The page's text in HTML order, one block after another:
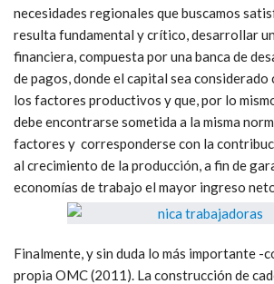
necesidades regionales que buscamos
resulta fundamental y crítico, desarrollar
financiera, compuesta por una banca de
de pagos, donde el capital sea considerado
los factores productivos y que, por lo
debe encontrarse sometida a la misma
factores y corresponderse con la
al crecimiento de la producción, a fin de
economías de trabajo el mayor ingreso
Finalmente, y sin duda lo más importante -
propia OMC (2011). La construcción de